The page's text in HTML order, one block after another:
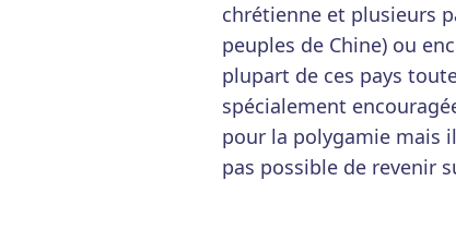
chrétienne et plusieurs
peuples de Chine) ou
plupart de ces pays
spécialement
pour la polygamie mais
pas possible de revenir